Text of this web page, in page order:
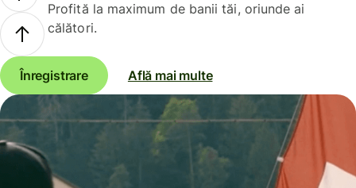
Profită la maximum de banii tăi, oriunde ai
călători.
Înregistrare Află mai multe